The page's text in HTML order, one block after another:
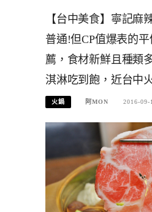
【台中美食】寧記麻
普通!但CP值爆表的
薦，食材新鮮且種類
淇淋吃到飽，近台中
火鍋 阿MON 2016-09-